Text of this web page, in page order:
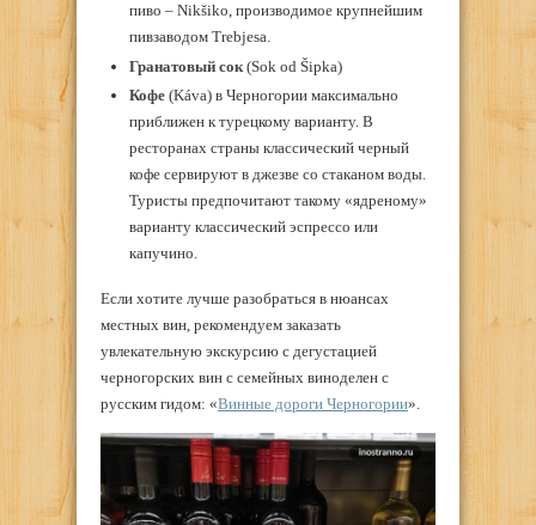
пиво – Nikšiko, производимое крупнейшим
пивзаводом Trebjesa.
Гранатовый сок(Sok od Šipka)
Кофе(Káva) в Черногории максимально
приближен к турецкому варианту. В
ресторанах страны классический черный
кофе сервируют в джезве со стаканом воды.
Туристы предпочитают такому «ядреному»
варианту классический эспрессо или
капучино.
Если хотите лучше разобраться в нюансах
местных вин, рекомендуем заказать
увлекательную экскурсию с дегустацией
черногорских вин с семейных виноделен с
русским гидом: «Винные дороги Черногории».